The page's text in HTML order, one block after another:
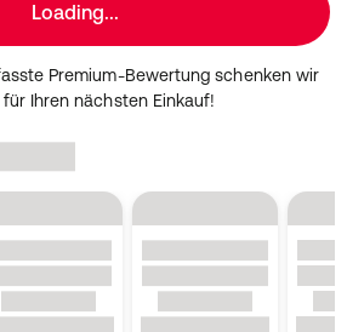
Loading...
Premium-Bewertung schenken wir
für Ihren nächsten Einkauf!